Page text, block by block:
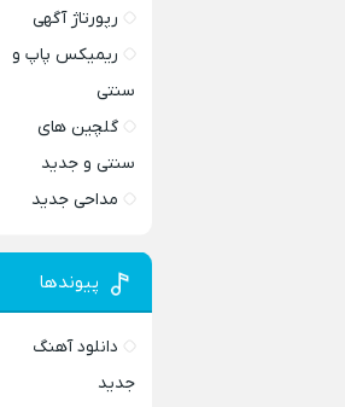
رپورتاژ آگهی
ریمیکس پاپ و
سنتی
گلچین های
سنتی و جدید
مداحی جدید
پیوندها
دانلود آهنگ
جدید